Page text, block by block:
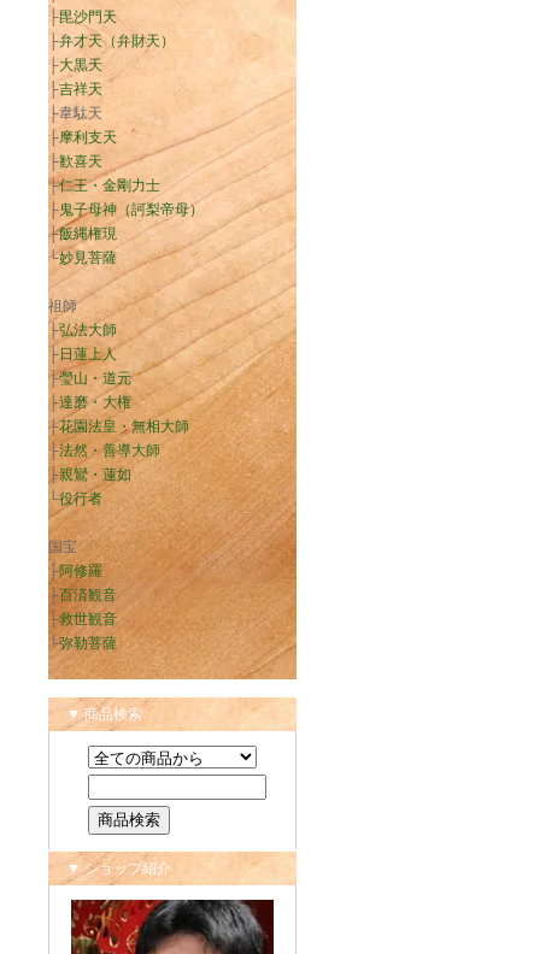
├毘沙門天
├弁才天（弁財天）
├大黒天
├吉祥天
├韋駄天
├摩利支天
├歓喜天
├仁王・金剛力士
├鬼子母神（訶梨帝母）
├飯縄権現
└妙見菩薩
祖師
├弘法大師
├日蓮上人
├瑩山・道元
├達磨・大権
├花園法皇・無相大師
├法然・善導大師
├親鸞・蓮如
└役行者
国宝
├阿修羅
├百済観音
├救世観音
└弥勒菩薩
▼ 商品検索
▼ ショップ紹介